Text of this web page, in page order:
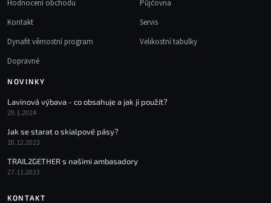
Hodnocení obchodu
Kontakt
Dynafit věrnostní program
Dopravné
Půjčovna
Servis
Velikostní tabulky
NOVINKY
Lavinová výbava - co obsahuje a jak ji použít?
29.1.2024
Jak se starat o skialpové pásy?
20.12.2023
TRAIL2GETHER s našimi ambasadory
27.11.2023
KONTAKT